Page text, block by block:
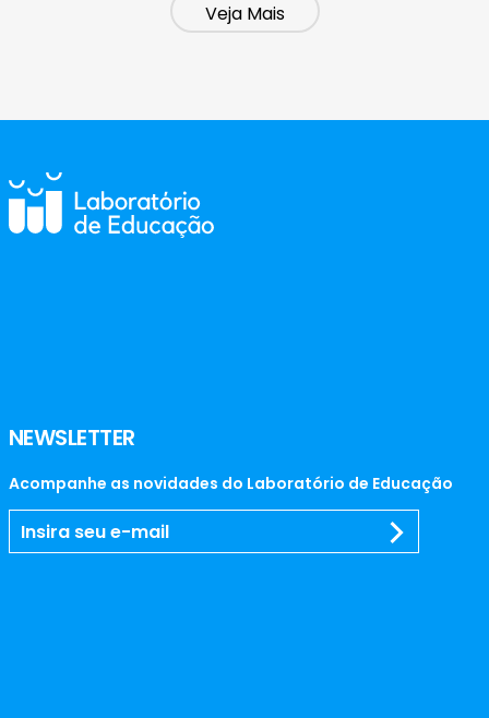
Veja Mais
NEWSLETTER
Acompanhe as novidades do Laboratório de Educação